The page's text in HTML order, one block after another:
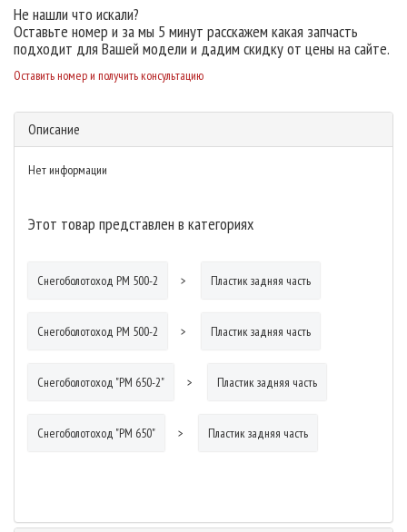
Не нашли что искали?
Оставьте номер и за мы 5 минут расскажем какая запчасть
подходит для Вашей модели и дадим скидку от цены на сайте.
Оставить номер и получить консультацию
Описание
Нет информации
Этот товар представлен в категориях
Снегоболотоход РМ 500-2 Пластик задняя часть
Снегоболотоход РМ 500-2 Пластик задняя часть
Снегоболотоход "РМ 650-2" Пластик задняя часть
Снегоболотоход "РМ 650" Пластик задняя часть